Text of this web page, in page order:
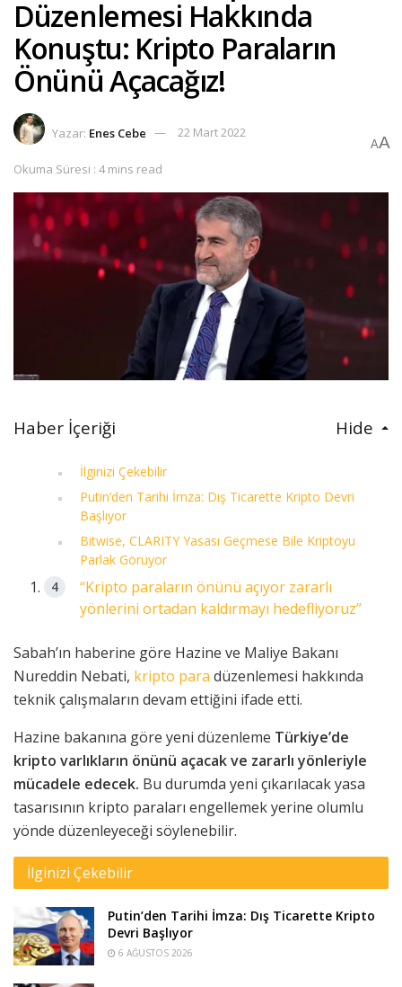
Düzenlemesi Hakkında
Konuştu: Kripto Paraların
Önünü Açacağız!
Yazar: Enes Cebe 22 Mart 2022
Okuma Süresi : 4 mins read
AA
Haber İçeriği Hide
İlginizi Çekebilir
Putin’den Tarihi İmza: Dış Ticarette Kripto Devri
Başlıyor
Bitwise, CLARITY Yasası Geçmese Bile Kriptoyu
Parlak Görüyor
“Kripto paraların önünü açıyor zararlı
yönlerini ortadan kaldırmayı hedefliyoruz”
Sabah’ın haberine göre Hazine ve Maliye Bakanı
Nureddin Nebati, kripto para düzenlemesi hakkında
teknik çalışmaların devam ettiğini ifade etti.
Hazine bakanına göre yeni düzenleme Türkiye’de
kripto varlıkların önünü açacak ve zararlı yönleriyle
mücadele edecek. Bu durumda yeni çıkarılacak yasa
tasarısının kripto paraları engellemek yerine olumlu
yönde düzenleyeceği söylenebilir.
İlginizi Çekebilir
Putin’den Tarihi İmza: Dış Ticarette Kripto
Devri Başlıyor
6 AĞUSTOS 2026